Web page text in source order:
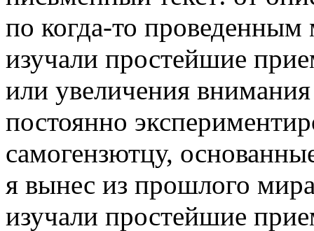
по когда-то
изучали простейшие
или увеличения
постоянно
самогензютцу,
я вынес из прошлого
изучали простейшие